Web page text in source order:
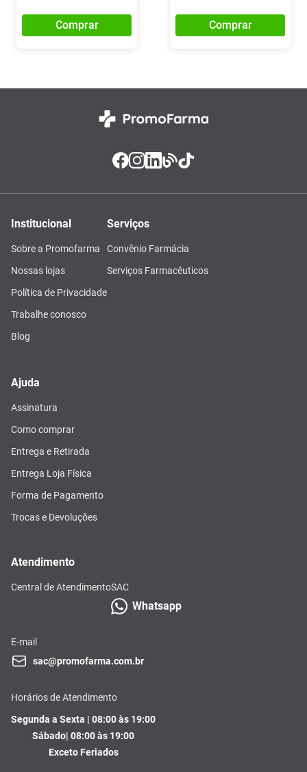
Comprar Comprar
Institucional
Sobre a Promofarma
Nossas lojas
Política de Privacidade
Trabalhe conosco
Blog
Serviços
Convênio Farmácia
Serviços Farmacêuticos
Ajuda
Assinatura
Como comprar
Entrega e Retirada
Entrega Loja Física
Forma de Pagamento
Trocas e Devoluções
Atendimento
Central de AtendimentoSAC
Whatsapp
E-mail
sac@promofarma.com.br
Horários de Atendimento
Segunda a Sexta | 08:00 às 19:00
Sábado| 08:00 às 19:00
Exceto Feriados